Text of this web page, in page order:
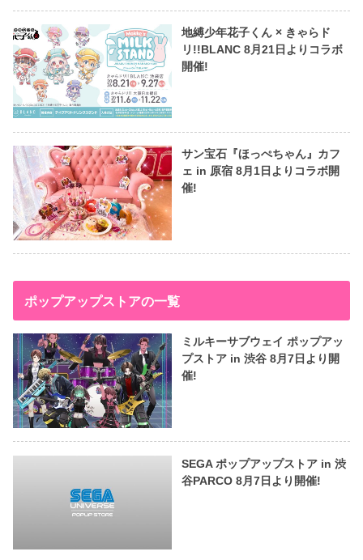
地縛少年花子くん × きゃらド
リ!!BLANC 8月21日よりコラボ
開催!
サン宝石『ほっぺちゃん』カフ
ェ in 原宿 8月1日よりコラボ開
催!
ポップアップストアの一覧
ミルキーサブウェイ ポップアッ
プストア in 渋谷 8月7日より開
催!
SEGA ポップアップストア in 渋
谷PARCO 8月7日より開催!